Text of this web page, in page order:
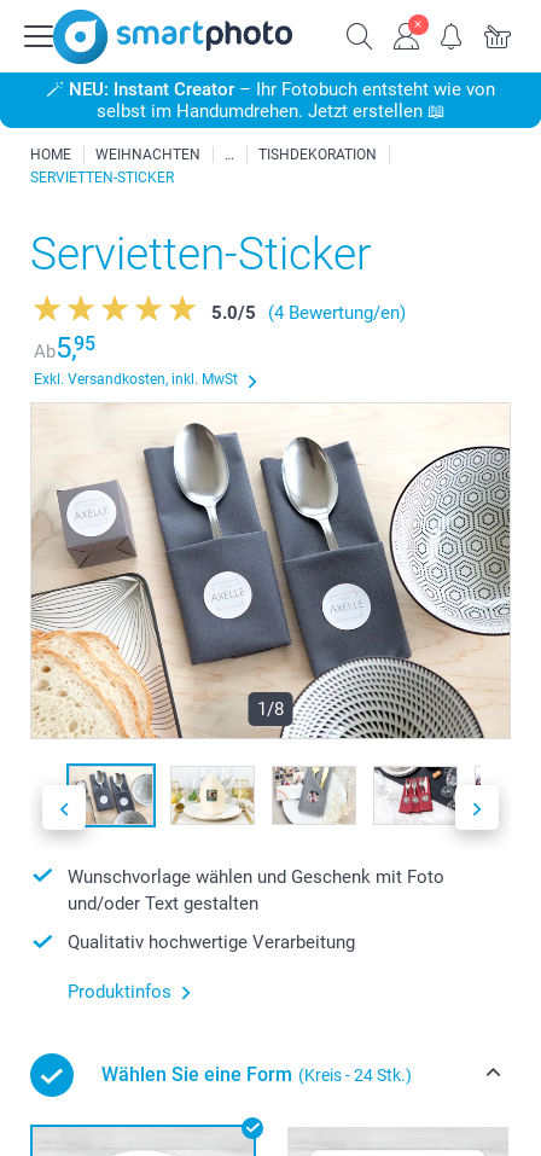
🪄 NEU: Instant Creator – Ihr Fotobuch entsteht wie von
selbst im Handumdrehen. Jetzt erstellen 📖
HOME WEIHNACHTEN
TISHDEKORATION
SERVIETTEN-STICKER
Servietten-Sticker
5.0/5
(4 Bewertung/en)
Ab5,95
Exkl. Versandkosten, inkl. MwSt
1/8
Wunschvorlage wählen und Geschenk mit Foto
und/oder Text gestalten
Qualitativ hochwertige Verarbeitung
Produktinfos
Wählen Sie eine Form (Kreis - 24 Stk.)